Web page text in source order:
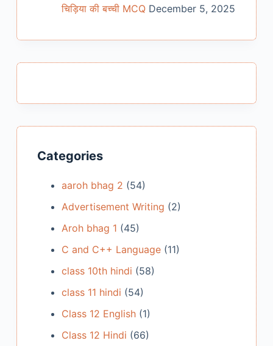
चिड़िया की बच्ची MCQ December 5, 2025
Categories
aaroh bhag 2 (54)
Advertisement Writing (2)
Aroh bhag 1 (45)
C and C++ Language(11)
class 10th hindi (58)
class 11 hindi (54)
Class 12 English(1)
Class 12 Hindi (66)